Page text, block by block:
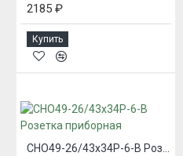
2185 ₽
Купить
СНО49-26/43х34Р-6-В Розетка приборная